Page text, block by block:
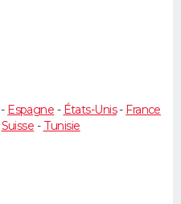
- Espagne - États-Unis- France
Suisse - Tunisie